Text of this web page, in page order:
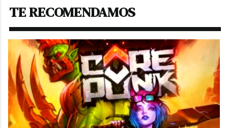
TE RECOMENDAMOS